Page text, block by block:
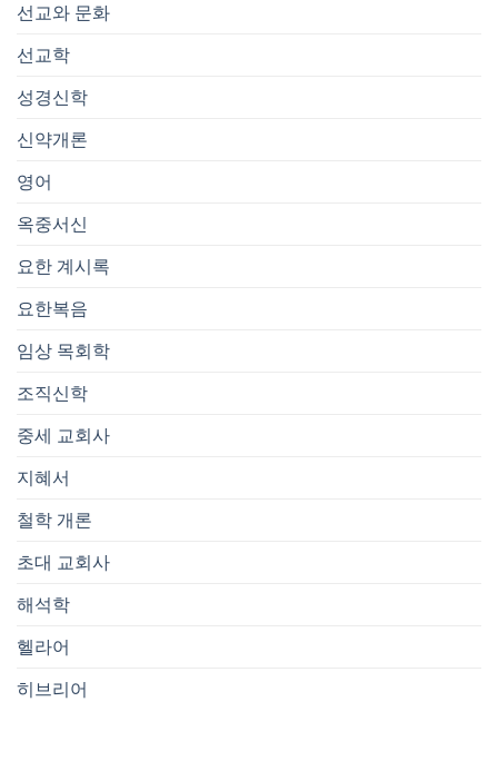
선교와 문화
선교학
성경신학
신약개론
영어
옥중서신
요한 계시록
요한복음
임상 목회학
조직신학
중세 교회사
지혜서
철학 개론
초대 교회사
해석학
헬라어
히브리어